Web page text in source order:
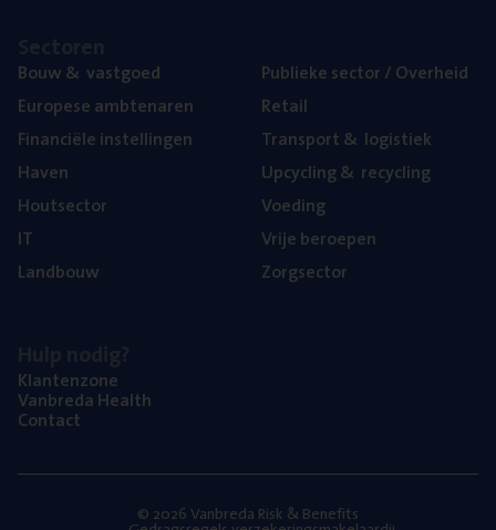
Bouw& vastgoed
Euro­pe­se ambtenaren
Finan­ci­ë­le instellingen
Haven
Hout­sec­tor
IT
Land­bouw
Publie­ke sec­tor / Overheid
Retail
Trans­port& logistiek
Upcy­cling& recycling
Voe­ding
Vrije beroe­pen
Zorg­sec­tor
Klan­ten­zo­ne
Van­b­re­da Health
Con­tact
© 2026 Vanbreda Risk & Benefits